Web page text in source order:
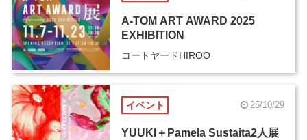
A-TOM ART AWARD 2025
EXHIBITION
コートヤードHIROO
イベント 25/10/29
YUUKI＋Pamela Sustaita2人展